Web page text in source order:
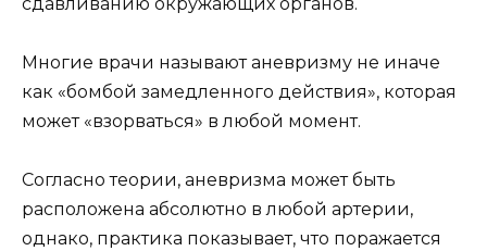
Многие врачи называют аневризму не иначе
как «бомбой замедленного действия», которая
может «взорваться» в любой момент.
Согласно теории, аневризма может быть
расположена абсолютно в любой артерии,
однако, практика показывает, что поражается